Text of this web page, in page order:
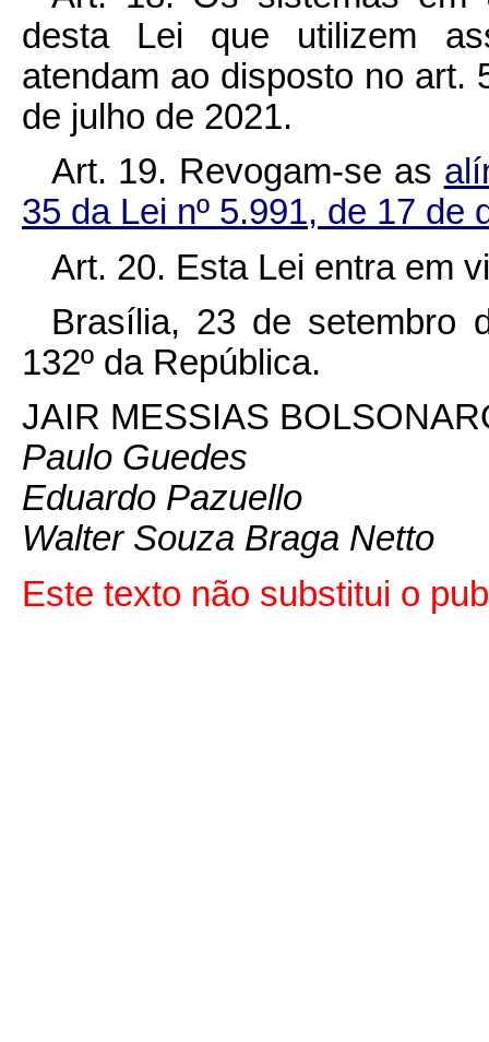
desta Lei que utilizem
atendam ao disposto no art.
de julho de 2021.
Art. 19. Revogam-se as
35 da Lei nº 5.991, de 17 de
Art. 20. Esta Lei entra em
Brasília, 23 de setembro
132º da República.
JAIR MESSIAS
Paulo Guedes
Eduardo Pazuello
Walter Souza Braga Netto
Este texto não substitui o